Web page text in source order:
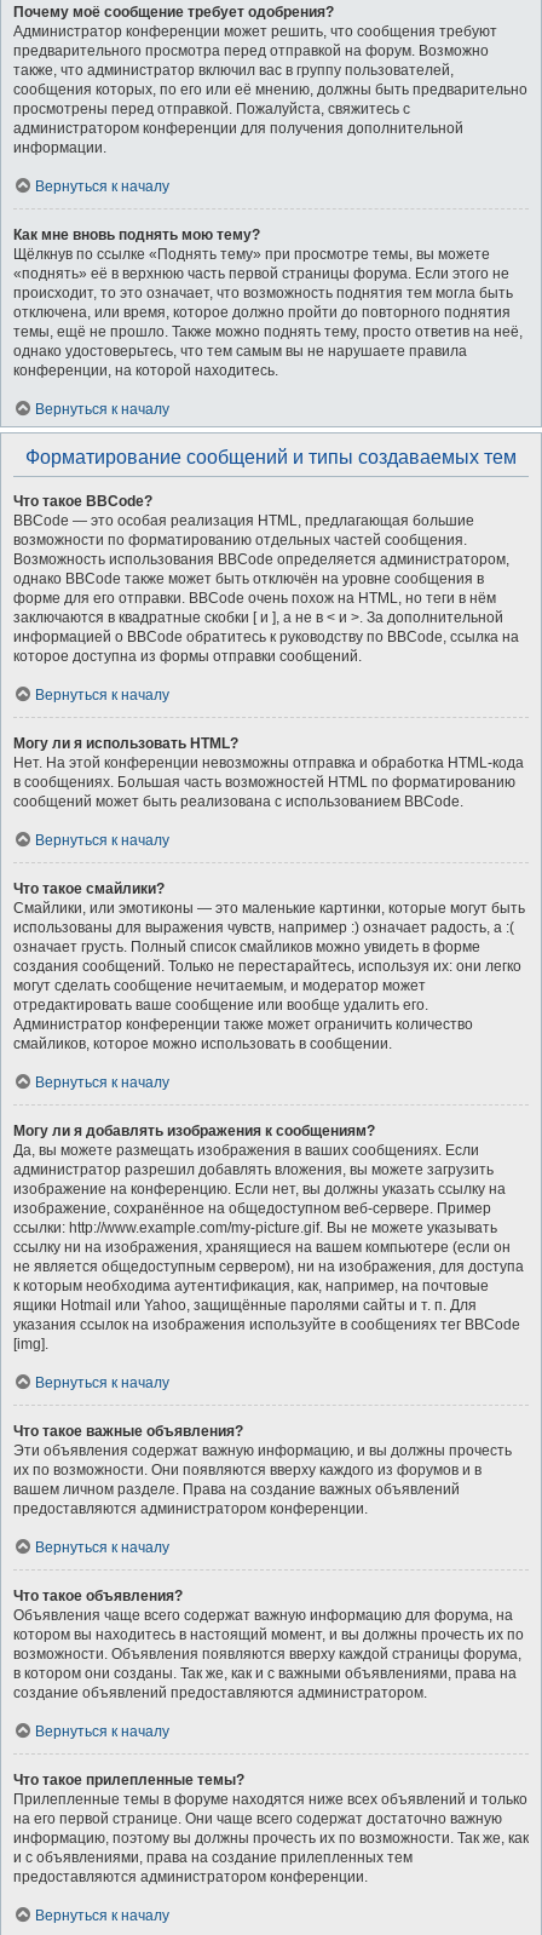
Почему моё сообщение требует одобрения?
Администратор конференции может решить, что сообщения требуют
предварительного просмотра перед отправкой на форум. Возможно
также, что администратор включил вас в группу пользователей,
сообщения которых, по его или её мнению, должны быть предварительно
просмотрены перед отправкой. Пожалуйста, свяжитесь с
администратором конференции для получения дополнительной
информации.
Вернуться к началу
Как мне вновь поднять мою тему?
Щёлкнув по ссылке «Поднять тему» при просмотре темы, вы можете
«поднять» её в верхнюю часть первой страницы форума. Если этого не
происходит, то это означает, что возможность поднятия тем могла быть
отключена, или время, которое должно пройти до повторного поднятия
темы, ещё не прошло. Также можно поднять тему, просто ответив на неё,
однако удостоверьтесь, что тем самым вы не нарушаете правила
конференции, на которой находитесь.
Вернуться к началу
Форматирование сообщений и типы создаваемых тем
Что такое BBCode?
BBCode — это особая реализация HTML, предлагающая большие
возможности по форматированию отдельных частей сообщения.
Возможность использования BBCode определяется администратором,
однако BBCode также может быть отключён на уровне сообщения в
форме для его отправки. BBCode очень похож на HTML, но теги в нём
заключаются в квадратные скобки [ и ], а не в < и >. За дополнительной
информацией о BBCode обратитесь к руководству по BBCode, ссылка на
которое доступна из формы отправки сообщений.
Вернуться к началу
Могу ли я использовать HTML?
Нет. На этой конференции невозможны отправка и обработка HTML-кода
в сообщениях. Большая часть возможностей HTML по форматированию
сообщений может быть реализована с использованием BBCode.
Вернуться к началу
Что такое смайлики?
Смайлики, или эмотиконы — это маленькие картинки, которые могут быть
использованы для выражения чувств, например :) означает радость, а :(
означает грусть. Полный список смайликов можно увидеть в форме
создания сообщений. Только не перестарайтесь, используя их: они легко
могут сделать сообщение нечитаемым, и модератор может
отредактировать ваше сообщение или вообще удалить его.
Администратор конференции также может ограничить количество
смайликов, которое можно использовать в сообщении.
Вернуться к началу
Могу ли я добавлять изображения к сообщениям?
Да, вы можете размещать изображения в ваших сообщениях. Если
администратор разрешил добавлять вложения, вы можете загрузить
изображение на конференцию. Если нет, вы должны указать ссылку на
изображение, сохранённое на общедоступном веб-сервере. Пример
ссылки: http://www.example.com/my-picture.gif. Вы не можете указывать
ссылку ни на изображения, хранящиеся на вашем компьютере (если он
не является общедоступным сервером), ни на изображения, для доступа
к которым необходима аутентификация, как, например, на почтовые
ящики Hotmail или Yahoo, защищённые паролями сайты и т. п. Для
указания ссылок на изображения используйте в сообщениях тег BBCode
[img].
Вернуться к началу
Что такое важные объявления?
Эти объявления содержат важную информацию, и вы должны прочесть
их по возможности. Они появляются вверху каждого из форумов и в
вашем личном разделе. Права на создание важных объявлений
предоставляются администратором конференции.
Вернуться к началу
Что такое объявления?
Объявления чаще всего содержат важную информацию для форума, на
котором вы находитесь в настоящий момент, и вы должны прочесть их по
возможности. Объявления появляются вверху каждой страницы форума,
в котором они созданы. Так же, как и с важными объявлениями, права на
создание объявлений предоставляются администратором.
Вернуться к началу
Что такое прилепленные темы?
Прилепленные темы в форуме находятся ниже всех объявлений и только
на его первой странице. Они чаще всего содержат достаточно важную
информацию, поэтому вы должны прочесть их по возможности. Так же, как
и с объявлениями, права на создание прилепленных тем
предоставляются администратором конференции.
Вернуться к началу